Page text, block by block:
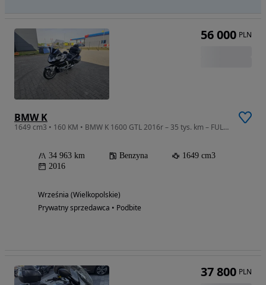
BMW K
1649 cm3 • 160 KM • BMW K 1600 GTL 2016r – 35 tys. km – FULL – wersja Exclusive doposażona
34 963 km Benzyna
1649 cm3
2016
Września (Wielkopolskie)
Prywatny sprzedawca • Podbite
56 000 PLN
37 800 PLN